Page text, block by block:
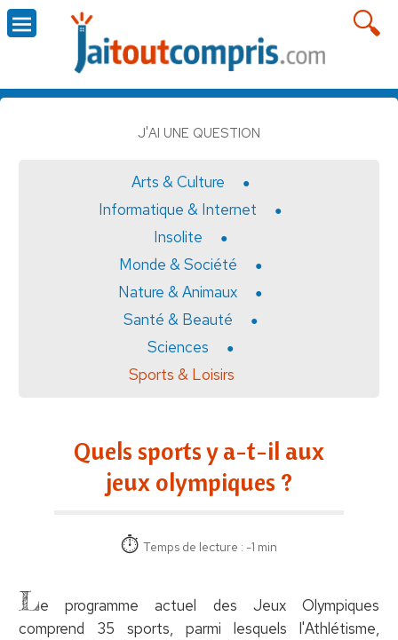
J'AI UNE QUESTION
Arts & Culture
Informatique & Internet
Insolite
Monde & Société
Nature & Animaux
Santé & Beauté
Sciences
Sports & Loisirs
Quels sports y a-t-il aux
jeux olympiques ?
Temps de lecture : -1 min
Le programme actuel des Jeux Olympiques
comprend 35 sports, parmi lesquels l'Athlétisme,